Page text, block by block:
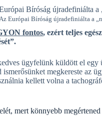
Az Európai Bíróság újradefiniálta a
fontos, ezért teljes
ügyfelünk küldött el egy
megkereste az
kellett volna a
mert könnyebb